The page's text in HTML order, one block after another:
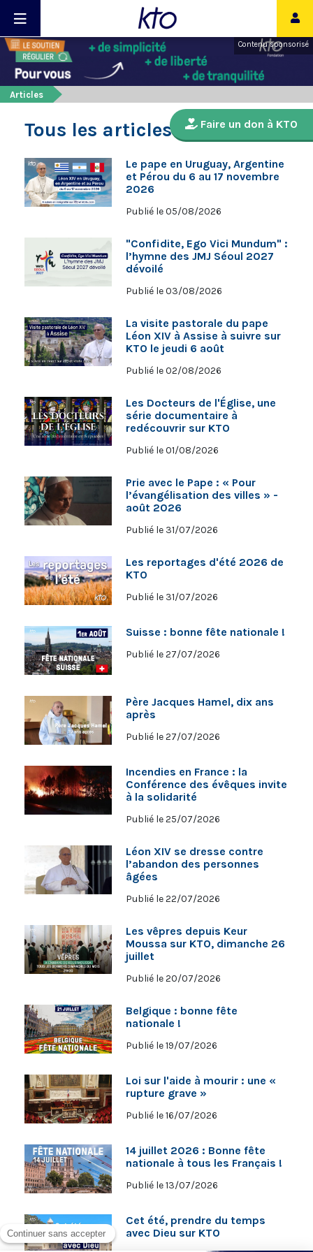
Contenu sponsorisé
Articles
Faire un don à KTO
Tous les articles
Le pape en Uruguay, Argentine
et Pérou du 6 au 17 novembre
2026
Publié le 05/08/2026
"Confidite, Ego Vici Mundum" :
l’hymne des JMJ Séoul 2027
dévoilé
Publié le 03/08/2026
La visite pastorale du pape
Léon XIV à Assise à suivre sur
KTO le jeudi 6 août
Publié le 02/08/2026
Les Docteurs de l'Église, une
série documentaire à
redécouvrir sur KTO
Publié le 01/08/2026
Prie avec le Pape : « Pour
l’évangélisation des villes » -
août 2026
Publié le 31/07/2026
Les reportages d'été 2026 de
KTO
Publié le 31/07/2026
Suisse : bonne fête nationale !
Publié le 27/07/2026
Père Jacques Hamel, dix ans
après
Publié le 27/07/2026
Incendies en France : la
Conférence des évêques invite
à la solidarité
Publié le 25/07/2026
Léon XIV se dresse contre
l’abandon des personnes
âgées
Publié le 22/07/2026
Les vêpres depuis Keur
Moussa sur KTO, dimanche 26
juillet
Publié le 20/07/2026
Belgique : bonne fête
nationale !
Publié le 19/07/2026
Loi sur l'aide à mourir : une «
rupture grave »
Publié le 16/07/2026
14 juillet 2026 : Bonne fête
nationale à tous les Français !
Publié le 13/07/2026
Cet été, prendre du temps
avec Dieu sur KTO